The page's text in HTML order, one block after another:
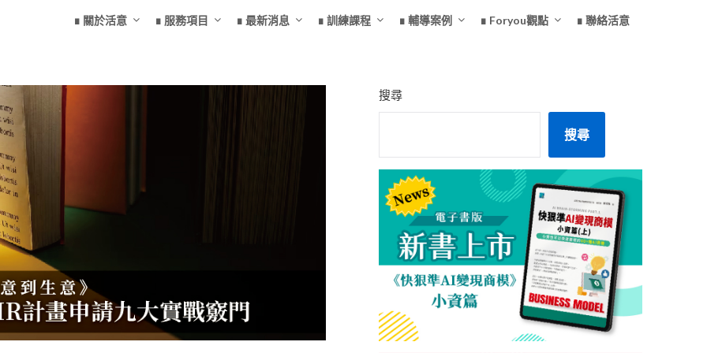
∎ 關於活意 ∎ 服務項目 ∎ 最新消息 ∎ 訓練課程 ∎ 輔導案例 ∎ Foryou觀點 ∎ 聯絡活意
搜尋
搜尋